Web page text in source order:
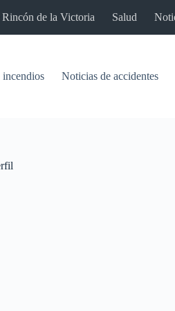
de la Victoria Salud
Noticias de accidentes